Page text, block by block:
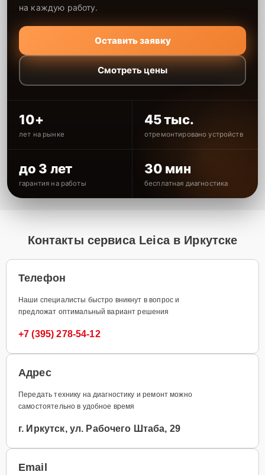
на каждую работу.
Оставить заявку
Смотреть цены
10+
лет на рынке
45 тыс.
отремонтировано устройств
до 3 лет
гарантия на работы
30 мин
бесплатная диагностика
Контакты сервиса Leica в Иркутске
Телефон
Наши специалисты быстро вникнут в вопрос и
предложат оптимальный вариант решения
+7 (395) 278-54-12
Адрес
Передать технику на диагностику и ремонт можно
самостоятельно в удобное время
г. Иркутск, ул. Рабочего Штаба, 29
Email